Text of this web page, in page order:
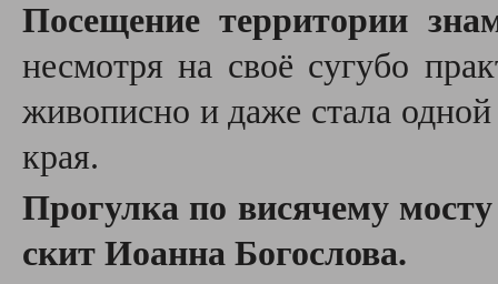
Посещение территории
несмотря на своё сугубо
живописно и даже стала
края.
Прогулка по висячему
скит Иоанна Богослова.